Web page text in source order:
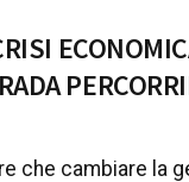
che cambiare la